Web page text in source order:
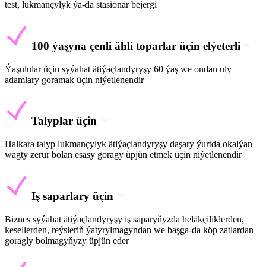
test, lukmançylyk ýa-da stasionar bejergi
100 ýaşyna çenli ähli toparlar üçin elýeterli
Ýaşulular üçin syýahat ätiýaçlandyryşy 60 ýaş we ondan uly
adamlary goramak üçin niýetlenendir
Talyplar üçin
Halkara talyp lukmançylyk ätiýaçlandyryşy daşary ýurtda okalýan
wagty zerur bolan esasy goragy üpjün etmek üçin niýetlenendir
Iş saparlary üçin
Biznes syýahat ätiýaçlandyryşy iş saparyňyzda heläkçiliklerden,
kesellerden, reýsleriň ýatyrylmagyndan we başga-da köp zatlardan
goragly bolmagyňyzy üpjün eder